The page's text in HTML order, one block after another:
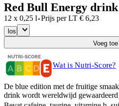
Red Bull Energy drink
12 x 0,25 l·Prijs per LT € 6,23
los
Voeg toe
Wat is Nutri-Score?
De blue edition met de fruitige
drink wordt wereldwijd gewaardeerd